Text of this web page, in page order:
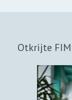
Otkrijte